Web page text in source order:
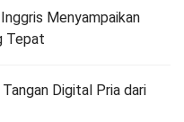
Menyampaikan
Tepat
Digital Pria dari